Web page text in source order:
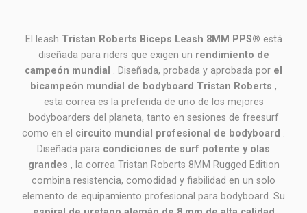
El leash Tristan Roberts Biceps Leash 8MM PPS® está
diseñada para riders que exigen un rendimiento de
campeón mundial . Diseñada, probada y aprobada por el
bicampeón mundial de bodyboard Tristan Roberts ,
esta correa es la preferida de uno de los mejores
bodyboarders del planeta, tanto en sesiones de freesurf
como en el circuito mundial profesional de bodyboard .
Diseñada para condiciones de surf potente y olas
grandes , la correa Tristan Roberts 8MM Rugged Edition
combina resistencia, comodidad y fiabilidad en un solo
elemento de equipamiento profesional para bodyboard. Su